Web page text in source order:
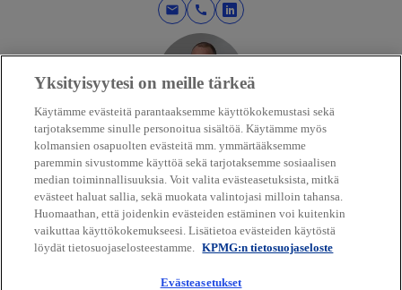
mail call
o
p
e
n
s
i
n
a
n
e
w
t
a
Antti Laurila
Cyber Advisory
KPMG in Finland
mail call
o
p
e
o
p
e
Yksityisyytesi on meille tärkeä
Käytämme evästeitä parantaaksemme käyttökokemustasi sekä
tarjotaksemme sinulle personoitua sisältöä. Käytämme myös
kolmansien osapuolten evästeitä mm. ymmärtääksemme
paremmin sivustomme käyttöä sekä tarjotaksemme sosiaalisen
median toiminnallisuuksia. Voit valita evästeasetuksista, mitkä
evästeet haluat sallia, sekä muokata valintojasi milloin tahansa.
Huomaathan, että joidenkin evästeiden estäminen voi kuitenkin
vaikuttaa käyttökokemukseesi. Lisätietoa evästeiden käytöstä
löydät tietosuojaselosteestamme. KPMG:n tietosuojaseloste
Evästeasetukset